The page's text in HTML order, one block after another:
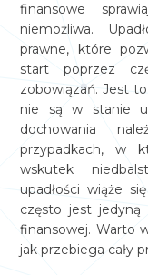
finansowe
niemożliwa.
prawne, które
start poprzez
zobowiązań. Jest
nie są w stanie
dochowania
przypadkach, w
wskutek
upadłości wiąże
często jest jedyną
finansowej. Warto
jak przebiega cały